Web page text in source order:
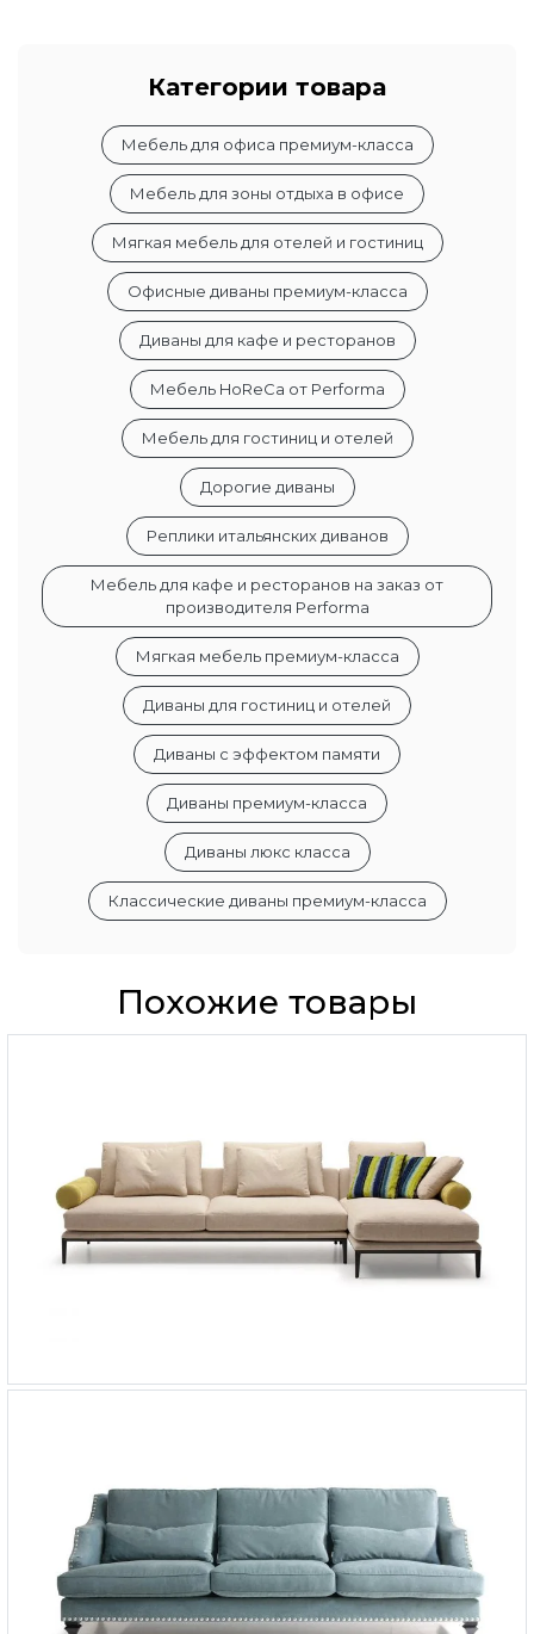
Категории товара
Мебель для офиса премиум-класса
Мебель для зоны отдыха в офисе
Мягкая мебель для отелей и гостиниц
Офисные диваны премиум-класса
Диваны для кафе и ресторанов
Мебель HoReCa от Performa
Мебель для гостиниц и отелей
Дорогие диваны
Реплики итальянских диванов
Мебель для кафе и ресторанов на заказ от
производителя Performa
Мягкая мебель премиум-класса
Диваны для гостиниц и отелей
Диваны с эффектом памяти
Диваны премиум-класса
Диваны люкс класса
Классические диваны премиум-класса
Похожие товары